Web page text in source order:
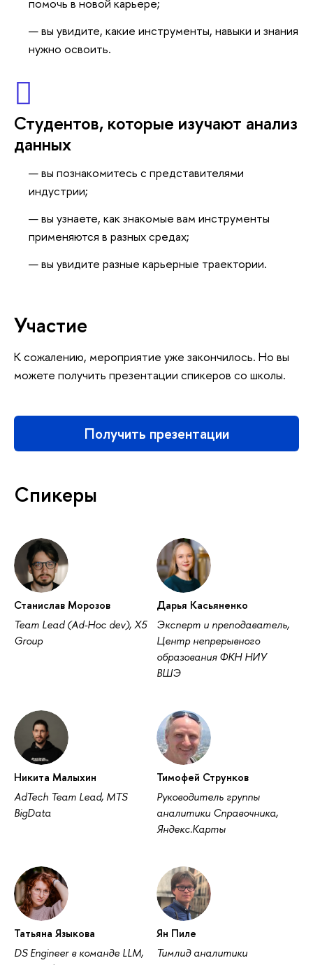
помочь в новой карьере;
ы увидите, какие инструменты, навыки и знания
нужно освоить.
Студентов, которые изучают анализ
данных
ы познакомитесь с представителями
индустрии;
ы узнаете, как знакомые вам инструменты
применяются в разных средах;
ы увидите разные карьерные траектории.
Участие
К сожалению, мероприятие уже закончилось. Но вы
можете получить презентации спикеров со школы.
Получить презентации
Спикеры
Станислав Морозо
Team Lead (Ad-Hoc dev), X5
Group
Дарья Касьяненко
Эксперт и преподаватель,
Центр непрерывного
образования ФКН НИУ
ШЭ
Никита Малыхин
AdTech Team Lead, MTS
BigData
Тимофей Струнко
Руководитель группы
аналитики Справочника,
Яндекс.Карты
Татьяна Языкова
DS Engineer в команде LLM,
Ян Пиле
Тимлид аналитики